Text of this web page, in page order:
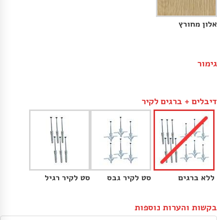
אלון מחורץ
גימור
דיבלים + ברגים לקיר
ללא ברגים סט לקיר גבס סט לקיר רגיל
בקשות והערות נוספות